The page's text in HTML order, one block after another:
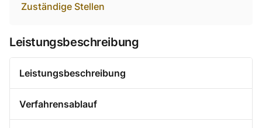
Zuständige Stellen
Leistungsbeschreibung
Leistungsbeschreibung
Verfahrensablauf